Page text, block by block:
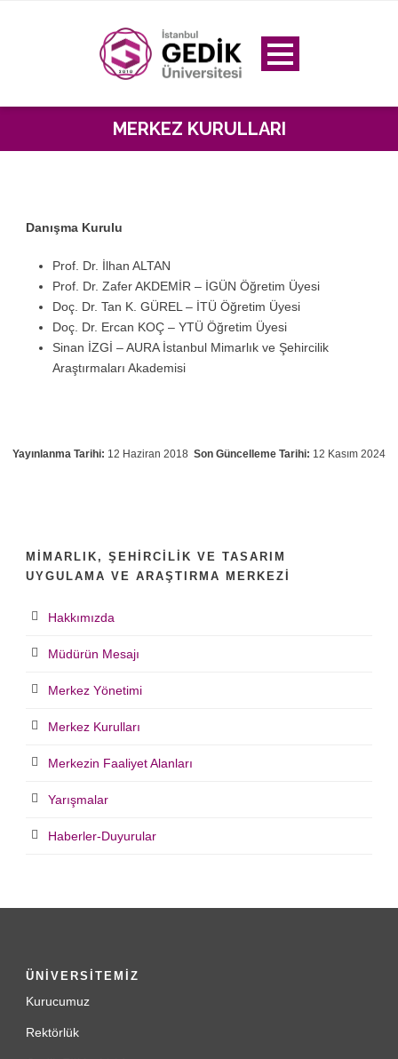
MERKEZ KURULLARI
Danışma Kurulu
Prof. Dr. İlhan ALTAN
Prof. Dr. Zafer AKDEMİR – İGÜN Öğretim Üyesi
Doç. Dr. Tan K. GÜREL – İTÜ Öğretim Üyesi
Doç. Dr. Ercan KOÇ – YTÜ Öğretim Üyesi
Sinan İZGİ – AURA İstanbul Mimarlık ve Şehircilik
Araştırmaları Akademisi
Yayınlanma Tarihi: 12 Haziran 2018 Son Güncelleme Tarihi: 12 Kasım 2024
MIMARLIK, ŞEHIRCILIK VE TASARIM
UYGULAMA VE ARAŞTIRMA MERKEZI
Hakkımızda
Müdürün Mesajı
Merkez Yönetimi
Merkez Kurulları
Merkezin Faaliyet Alanları
Yarışmalar
Haberler-Duyurular
ÜNİVERSİTEMİZ
Kurucumuz
Rektörlük